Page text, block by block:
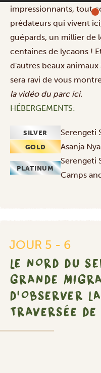
impressionnants, tout
prédateurs qui vivent
guépards, un millier de
centaines de lycaons !
d'autres beaux
sera ravi de vous
la vidéo du parc ici.
HÉBERGEMENTS:
SILVER Serengeti
GOLD Asanja
PLATINUM
Serengeti
Camps
JOUR 5 - 6
LE NORD DU
GRANDE
D'OBSERVER
TRAVERSÉE